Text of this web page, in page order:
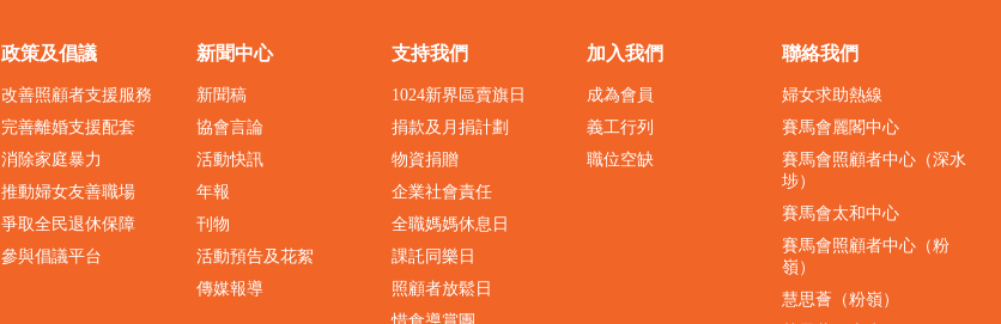
政策及倡議
改善照顧者支援服務
完善離婚支援配套
消除家庭暴力
推動婦女友善職場
爭取全民退休保障
參與倡議平台
新聞中心
新聞稿
協會言論
活動快訊
年報
刊物
活動預告及花絮
傳媒報導
支持我們
1024新界區賣旗日
捐款及月捐計劃
物資捐贈
企業社會責任
全職媽媽休息日
課託同樂日
照顧者放鬆日
加入我們
成為會員
義工行列
職位空缺
聯絡我們
婦女求助熱線
賽馬會麗閣中心
賽馬會照顧者中心（深水
埗）
賽馬會太和中心
賽馬會照顧者中心（粉
嶺）
慧思薈（粉嶺）